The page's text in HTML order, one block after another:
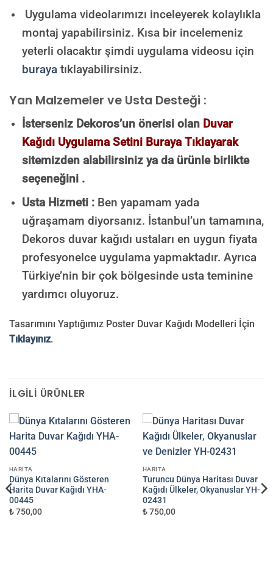
Uygulama videolarımızı inceleyerek kolaylıkla
montaj yapabilirsiniz. Kısa bir incelemeniz
yeterli olacaktır şimdi uygulama videosu için
burayatıklayabilirsiniz.
Yan Malzemeler ve Usta Desteği :
İsterseniz Dekoros’un önerisi olan Duvar
Kağıdı Uygulama Setini Buraya Tıklayarak
sitemizden alabilirsiniz ya da ürünle birlikte
seçeneğini .
Usta Hizmeti :Ben yapamam yada
uğraşamam diyorsanız. İstanbul’un tamamına,
Dekoros duvar kağıdı ustaları en uygun fiyata
profesyonelce uygulama yapmaktadır. Ayrıca
Türkiye’nin bir çok bölgesinde usta teminine
yardımcı oluyoruz.
Tasarımını Yaptığımız Poster Duvar Kağıdı Modelleri İçin
Tıklayınız.
İLGILI ÜRÜNLER
HARITA
Dünya Kıtalarını Gösteren
Harita Duvar Kağıdı YHA-
00445
₺ 750,00
HARITA
Turuncu Dünya Haritası Duvar
Kağıdı Ülkeler, Okyanuslar YH-
02431
₺ 750,00